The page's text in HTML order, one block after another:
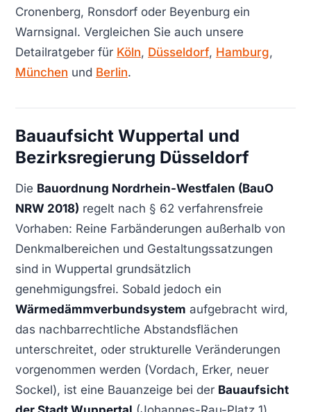
Cronenberg, Ronsdorf oder Beyenburg ein
Warnsignal. Vergleichen Sie auch unsere
Detailratgeber für Köln, Düsseldorf, Hamburg,
München und Berlin.
Bauaufsicht Wuppertal und
Bezirksregierung Düsseldorf
Die Bauordnung Nordrhein-Westfalen (BauO
NRW 2018) regelt nach § 62 verfahrensfreie
Vorhaben: Reine Farbänderungen außerhalb von
Denkmalbereichen und Gestaltungssatzungen
sind in Wuppertal grundsätzlich
genehmigungsfrei. Sobald jedoch ein
Wärmedämmverbundsystem aufgebracht wird,
das nachbarrechtliche Abstandsflächen
unterschreitet, oder strukturelle Veränderungen
vorgenommen werden (Vordach, Erker, neuer
Sockel), ist eine Bauanzeige bei der Bauaufsicht